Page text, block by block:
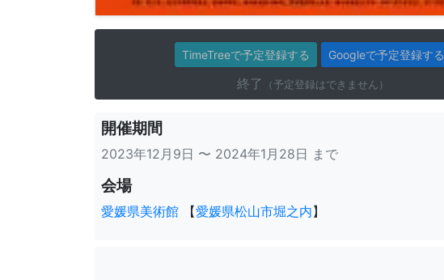
TimeTreeで予定登録する Googleで予定登録する
終了 （予定登録はできません）
開催期間
2023年12月9日 〜 2024年1月28日 まで
会場
愛媛県美術館 【愛媛県松山市堀之内】